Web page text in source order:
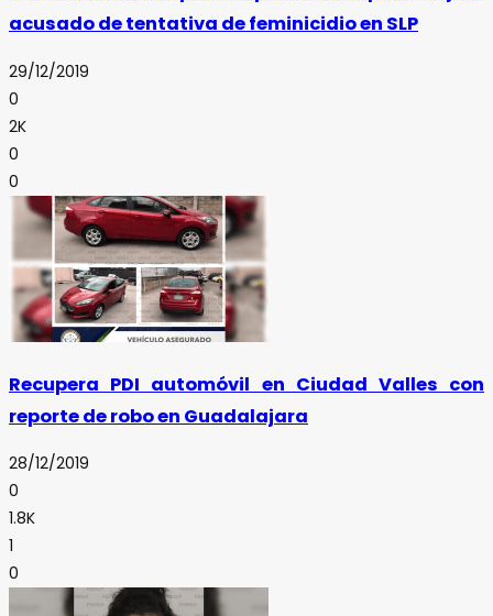
acusado de tentativa de feminicidio en SLP
29/12/2019
0
2K
0
0
Recupera PDI automóvil en Ciudad Valles con
reporte de robo en Guadalajara
28/12/2019
0
1.8K
1
0